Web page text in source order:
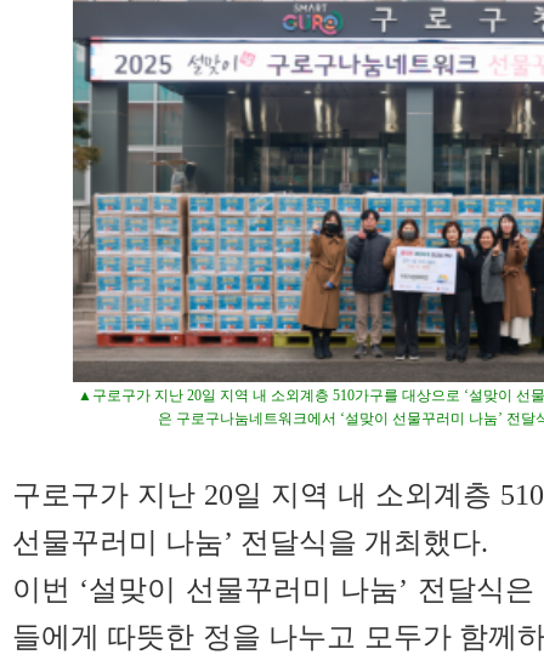
▲구로구가 지난 20일 지역 내 소외계층 510가구를 대상으로 ‘설맞이 선
은 구로구나눔네트워크에서 ‘설맞이 선물꾸러미 나눔’ 전
구로구가 지난 20일 지역 내 소외계층
선물꾸러미 나눔’ 전달식을 개최했다.
이번 ‘설맞이 선물꾸러미 나눔’ 전달식
들에게 따뜻한 정을 나누고 모두가 함께